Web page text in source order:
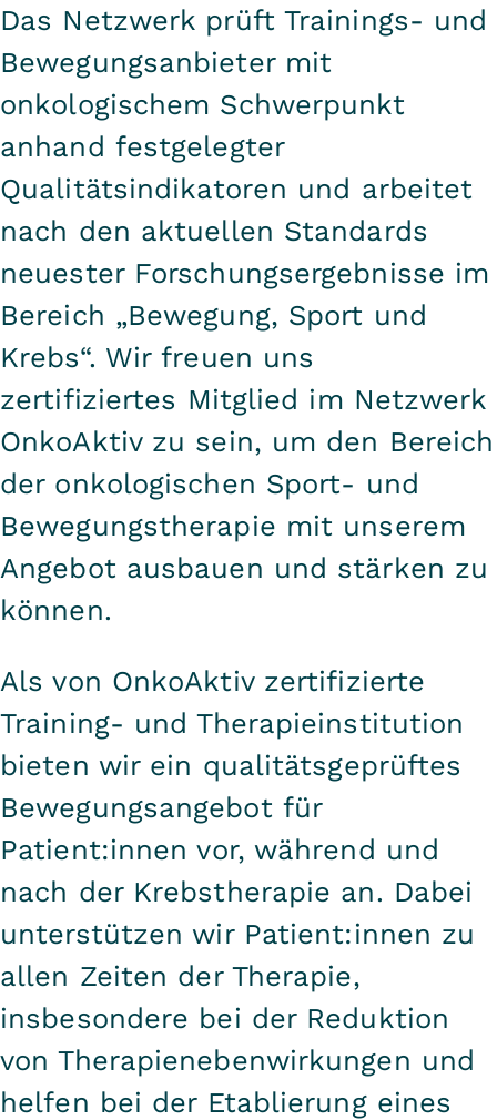
Das Netzwerk prüft Trainings- und
Bewegungsanbieter mit
onkologischem Schwerpunkt
anhand festgelegter
Qualitätsindikatoren und arbeitet
nach den aktuellen Standards
neuester Forschungsergebnisse im
Bereich „Bewegung, Sport und
Krebs“. Wir freuen uns
zertifiziertes Mitglied im Netzwerk
OnkoAktiv zu sein, um den Bereich
der onkologischen Sport- und
Bewegungstherapie mit unserem
Angebot ausbauen und stärken zu
können.
Als von OnkoAktiv zertifizierte
Training- und Therapieinstitution
bieten wir ein qualitätsgeprüftes
Bewegungsangebot für
Patient:innen vor, während und
nach der Krebstherapie an. Dabei
unterstützen wir Patient:innen zu
allen Zeiten der Therapie,
insbesondere bei der Reduktion
von Therapienebenwirkungen und
helfen bei der Etablierung eines